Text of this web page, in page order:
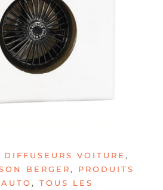
DIFFUSEURS VOITURE ,
BERGER , PRODUITS
, TOUS LES